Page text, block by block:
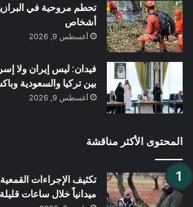
تحطم مروحية في
أشخاص
أغسطس 9, 2026
فيدان: ليس إيران ولا
بين تركيا والسعودية
أغسطس 9, 2026
المحتوى الأكثر مناقشة
ميدانياً خلال ساعات